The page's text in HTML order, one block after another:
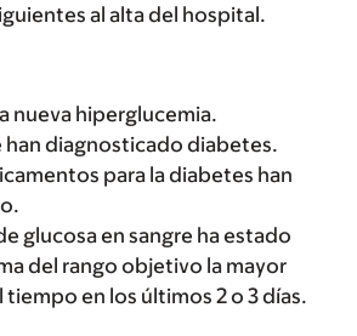
al alta del hospital.
nueva hiperglucemia.
han diagnosticado diabetes.
para la diabetes han
glucosa en sangre ha estado
del rango objetivo la mayor
tiempo en los últimos 2 o 3 días.